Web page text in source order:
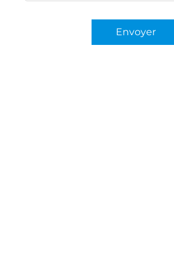
Envoyer